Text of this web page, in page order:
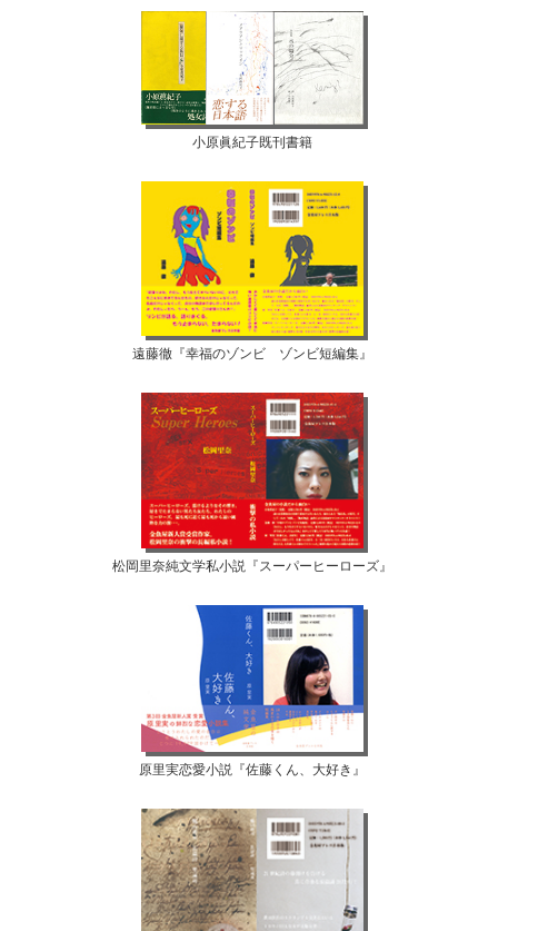
小原眞紀子既刊書籍
遠藤徹『幸福のゾンビ ゾンビ短編集』
松岡里奈純文学私小説『スーパーヒーローズ』
原里実恋愛小説『佐藤くん、大好き』